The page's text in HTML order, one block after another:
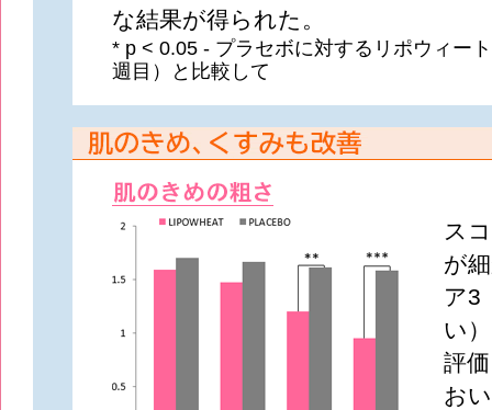
な結果が得られた。
* p < 0.05 - プラセボに対するリポウィー
週目）と比較して
ス
が
ア3
い
評
お